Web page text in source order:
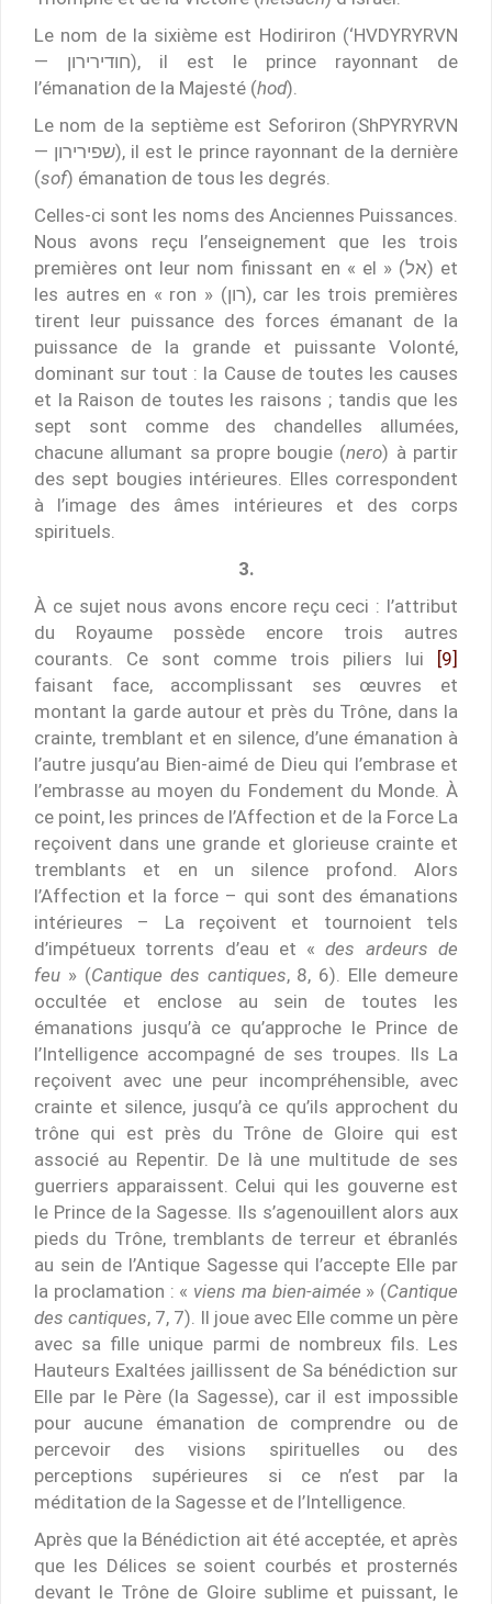
Le nom de la sixième est Hodiriron (‘HVDYRYRVN
— חודירירון), il est le prince rayonnant de
l’émanation de la Majesté (hod).
Le nom de la septième est Seforiron (ShPYRYRVN
— שפירירון), il est le prince rayonnant de la dernière
(sof) émanation de tous les degrés.
Celles-ci sont les noms des Anciennes Puissances.
Nous avons reçu l’enseignement que les trois
premières ont leur nom finissant en « el » (אל) et
les autres en « ron » (רון), car les trois premières
tirent leur puissance des forces émanant de la
puissance de la grande et puissante Volonté,
dominant sur tout : la Cause de toutes les causes
et la Raison de toutes les raisons ; tandis que les
sept sont comme des chandelles allumées,
chacune allumant sa propre bougie (nero) à partir
des sept bougies intérieures. Elles correspondent
à l’image des âmes intérieures et des corps
spirituels.
3.
À ce sujet nous avons encore reçu ceci : l’attribut
du Royaume possède encore trois autres
courants. Ce sont comme trois piliers lui [9]
faisant face, accomplissant ses œuvres et
montant la garde autour et près du Trône, dans la
crainte, tremblant et en silence, d’une émanation à
l’autre jusqu’au Bien-aimé de Dieu qui l’embrase et
l’embrasse au moyen du Fondement du Monde. À
ce point, les princes de l’Affection et de la Force La
reçoivent dans une grande et glorieuse crainte et
tremblants et en un silence profond. Alors
l’Affection et la force – qui sont des émanations
intérieures – La reçoivent et tournoient tels
d’impétueux torrents d’eau et «des ardeurs de
feu » (Cantique des cantiques, 8, 6). Elle demeure
occultée et enclose au sein de toutes les
émanations jusqu’à ce qu’approche le Prince de
l’Intelligence accompagné de ses troupes. Ils La
reçoivent avec une peur incompréhensible, avec
crainte et silence, jusqu’à ce qu’ils approchent du
trône qui est près du Trône de Gloire qui est
associé au Repentir. De là une multitude de ses
guerriers apparaissent. Celui qui les gouverne est
le Prince de la Sagesse. Ils s’agenouillent alors aux
pieds du Trône, tremblants de terreur et ébranlés
au sein de l’Antique Sagesse qui l’accepte Elle par
la proclamation : « viens ma bien-aimée » (Cantique
des cantiques, 7, 7). Il joue avec Elle comme un père
avec sa fille unique parmi de nombreux fils. Les
Hauteurs Exaltées jaillissent de Sa bénédiction sur
Elle par le Père (la Sagesse), car il est impossible
pour aucune émanation de comprendre ou de
percevoir des visions spirituelles ou des
perceptions supérieures si ce n’est par la
méditation de la Sagesse et de l’Intelligence.
Après que la Bénédiction ait été acceptée, et après
que les Délices se soient courbés et prosternés
devant le Trône de Gloire sublime et puissant, le